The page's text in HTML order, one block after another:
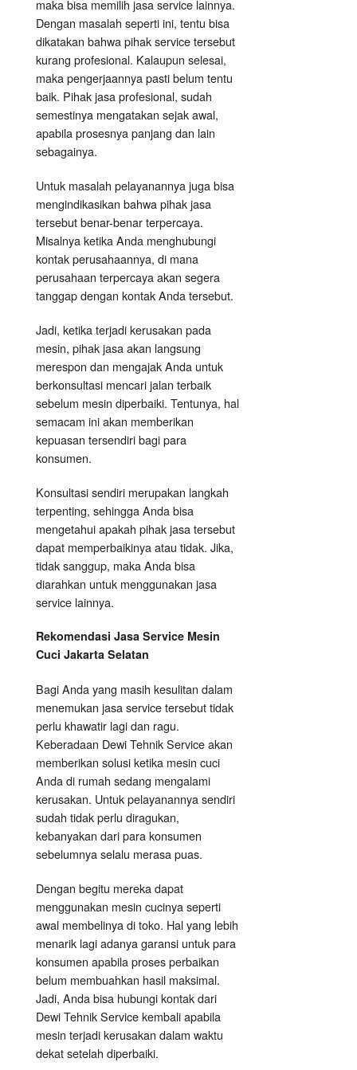
maka bisa memilih jasa service lainnya.
Dengan masalah seperti ini, tentu bisa
dikatakan bahwa pihak service tersebut
kurang profesional. Kalaupun selesai,
maka pengerjaannya pasti belum tentu
baik. Pihak jasa profesional, sudah
semestinya mengatakan sejak awal,
apabila prosesnya panjang dan lain
sebagainya.
Untuk masalah pelayanannya juga bisa
mengindikasikan bahwa pihak jasa
tersebut benar-benar terpercaya.
Misalnya ketika Anda menghubungi
kontak perusahaannya, di mana
perusahaan terpercaya akan segera
tanggap dengan kontak Anda tersebut.
Jadi, ketika terjadi kerusakan pada
mesin, pihak jasa akan langsung
merespon dan mengajak Anda untuk
berkonsultasi mencari jalan terbaik
sebelum mesin diperbaiki. Tentunya, hal
semacam ini akan memberikan
kepuasan tersendiri bagi para
konsumen.
Konsultasi sendiri merupakan langkah
terpenting, sehingga Anda bisa
mengetahui apakah pihak jasa tersebut
dapat memperbaikinya atau tidak. Jika,
tidak sanggup, maka Anda bisa
diarahkan untuk menggunakan jasa
service lainnya.
Rekomendasi Jasa Service Mesin
Cuci Jakarta Selatan
Bagi Anda yang masih kesulitan dalam
menemukan jasa service tersebut tidak
perlu khawatir lagi dan ragu.
Keberadaan Dewi Tehnik Service akan
memberikan solusi ketika mesin cuci
Anda di rumah sedang mengalami
kerusakan. Untuk pelayanannya sendiri
sudah tidak perlu diragukan,
kebanyakan dari para konsumen
sebelumnya selalu merasa puas.
Dengan begitu mereka dapat
menggunakan mesin cucinya seperti
awal membelinya di toko. Hal yang lebih
menarik lagi adanya garansi untuk para
konsumen apabila proses perbaikan
belum membuahkan hasil maksimal.
Jadi, Anda bisa hubungi kontak dari
Dewi Tehnik Service kembali apabila
mesin terjadi kerusakan dalam waktu
dekat setelah diperbaiki.